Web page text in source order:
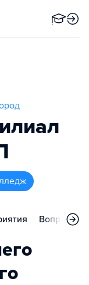
Вопросы